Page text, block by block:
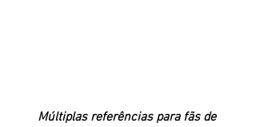
Múltiplas referências para fãs de